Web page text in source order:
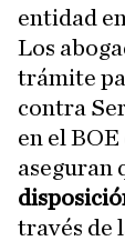
entidad
Los
trámite
contra
en el
aseguran
través de